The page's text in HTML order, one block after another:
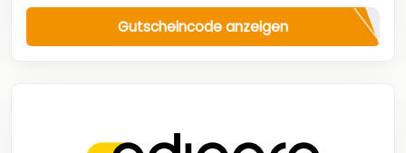
Gutscheincode anzeigen